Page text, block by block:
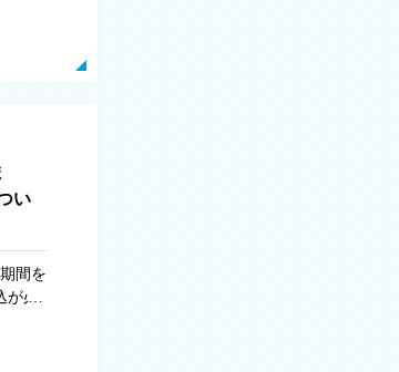
中
い
間を
が必
があ
団体